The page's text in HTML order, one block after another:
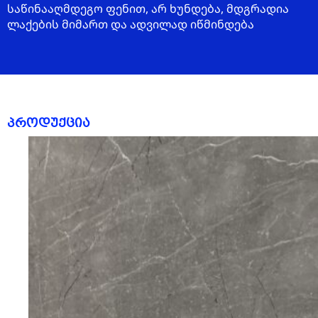
საწინააღმდეგო ფენით, არ ხუნდება, მდგრადია
ლაქების მიმართ და ადვილად იწმინდება
პროდუქცია